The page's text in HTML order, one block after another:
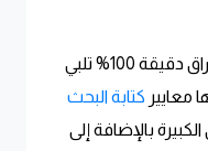
يحصل جميع طلابنا الكرام على أوراق دقيقة 100% تلبي
معايير كتابة البحث
بالإضافة إلى